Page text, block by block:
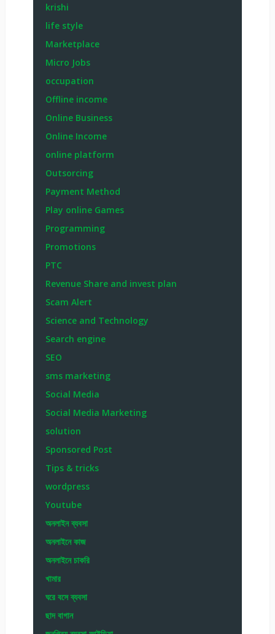
krishi
life style
Marketplace
Micro Jobs
occupation
Offline income
Online Business
Online Income
online platform
Outsorcing
Payment Method
Play online Games
Programming
Promotions
PTC
Revenue Share and invest plan
Scam Alert
Science and Technology
Search engine
SEO
sms marketing
Social Media
Social Media Marketing
solution
Sponsored Post
Tips & tricks
wordpress
Youtube
অনলাইন ব্যবসা
অনলাইনে কাজ
অনলাইনে চাকরি
খামার
ঘরে বসে ব্যবসা
ছাদ বাগান